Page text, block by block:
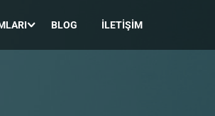
BLOG İLETIŞIM